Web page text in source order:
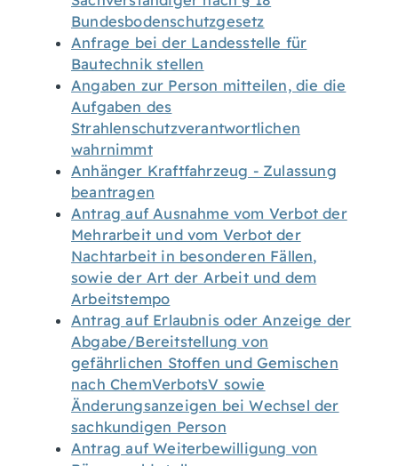
Bundesbodenschutzgesetz
Anfrage bei der Landesstelle für
Bautechnik stellen
Angaben zur Person mitteilen, die die
Aufgaben des
Strahlenschutzverantwortlichen
wahrnimmt
Anhänger Kraftfahrzeug - Zulassung
beantragen
Antrag auf Ausnahme vom Verbot der
Mehrarbeit und vom Verbot der
Nachtarbeit in besonderen Fällen,
sowie der Art der Arbeit und dem
Arbeitstempo
Antrag auf Erlaubnis oder Anzeige der
Abgabe/Bereitstellung von
gefährlichen Stoffen und Gemischen
nach ChemVerbotsV sowie
Änderungsanzeigen bei Wechsel der
sachkundigen Person
Antrag auf Weiterbewilligung von